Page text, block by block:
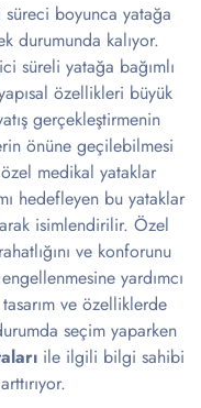
süreci boyunca yatağa
durumunda kalıyor.
süreli yatağa bağımlı
özellikleri büyük
gerçekleştirmenin
önüne geçilebilmesi
özel medikal yataklar
hedefleyen bu yataklar
isimlendirilir. Özel
ve konforunu
yardımcı
ve özelliklerde
seçim yaparken
ile ilgili bilgi sahibi